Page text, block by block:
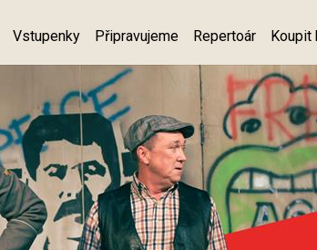
Vstupenky Připravujeme Repertoár Koupit